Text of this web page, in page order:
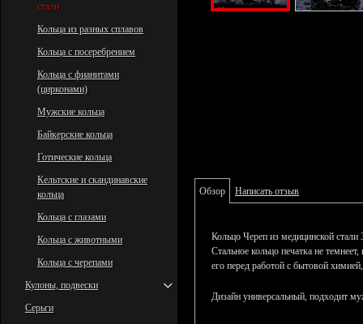
стали
Кольца из разных сплавов
Кольца с посеребрением
Кольца с фианитами
(цирконами)
Мужские кольца
Байкерские кольца
Готические кольца
Кельтские и скандинавские
кольца
Кольца с глазами
Кольца с животными
Кольца с черепами
Кулоны, подвески
Серьги
Обзор Написать отзыв
Кольцо Череп из медицинской стали
Стальное кольцо печатка не
его перед работой с бытовой
Дизайн универсальный, подходит